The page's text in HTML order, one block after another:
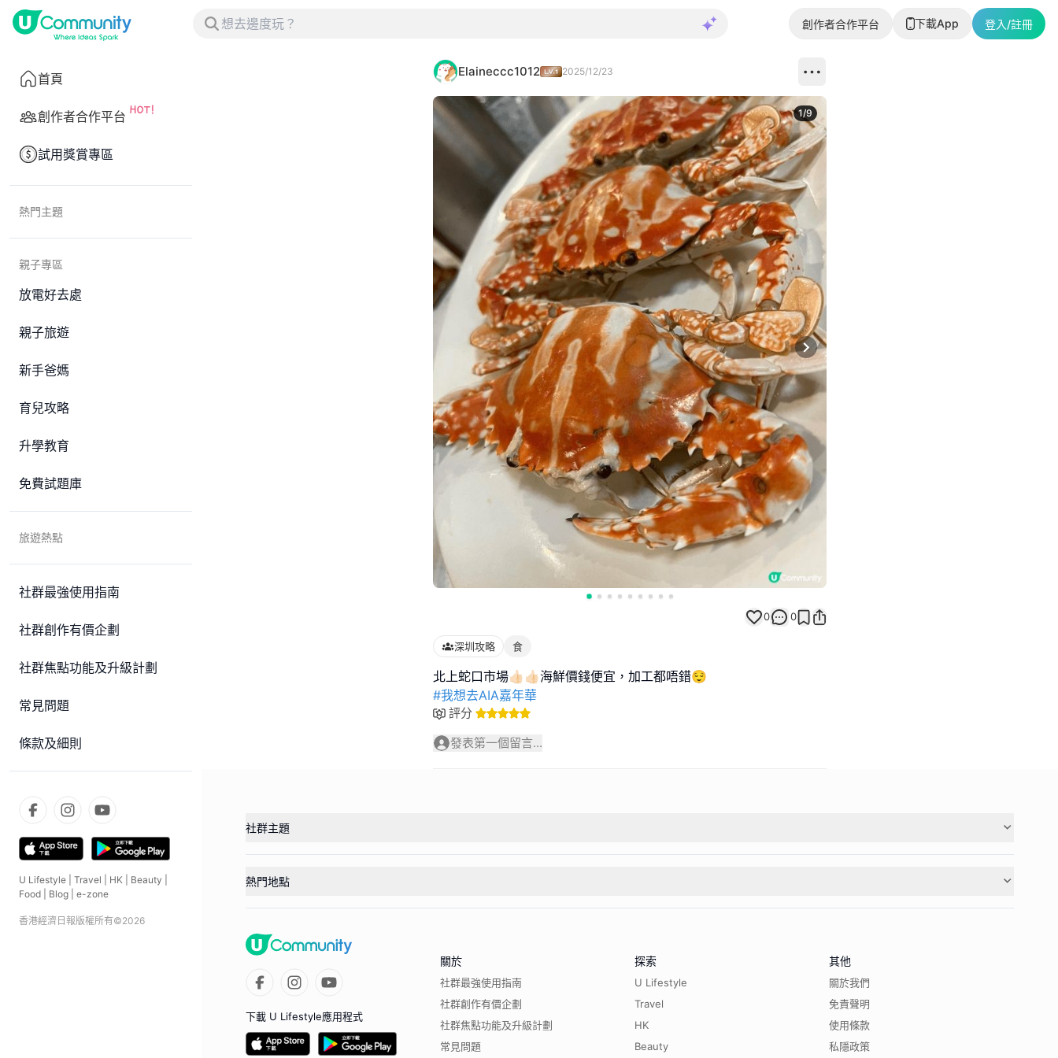
創作者合作平台 下載App 登入/註冊
首頁
創作者合作平台
試用獎賞專區
熱門主題
親子專區
放電好去處
親子旅遊
新手爸媽
育兒攻略
升學教育
免費試題庫
旅遊熱點
社群最強使用指南
社群創作有價企劃
社群焦點功能及升級計劃
常見問題
條款及細則
U Lifestyle Travel HK Beauty
Food
Blog e-zone
香港經濟日報版權所有©2026
Elaineccc1012 2025/12/23
Next slide
1/9
0 0
深圳攻略 食
#我想去AIA嘉年華
評分
發表第一個留言...
社群主題
熱門地點
下載 U Lifestyle應用程式
關於
社群最強使用指南
社群創作有價企劃
社群焦點功能及升級計劃
常見問題
探索
U Lifestyle
Travel
HK
Beauty
其他
關於我們
免責聲明
使用條款
私隱政策